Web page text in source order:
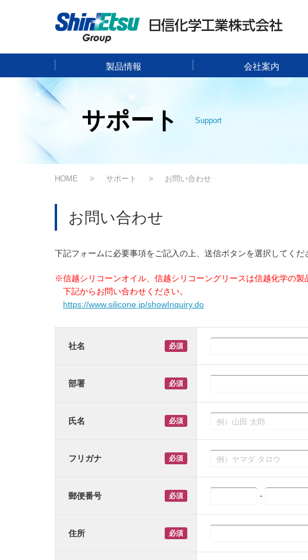
製品情報 会社案内
サポート Support
HOME サポート お問い合わせ
お問い合わせ
下記フォームに必要事項をご記入の上、送信ボタンを選択してくだ
※信越シリコーンオイル、信越シリコーングリースは信越化学の製
下記からお問い合わせください。
https://www.silicone.jp/showInquiry.do
社名
部署
氏名
フリガナ
郵便番号 -
住所